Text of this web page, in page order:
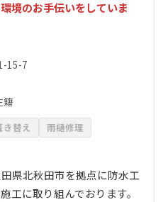
境のお手伝いをしていま
15-7
籍
き替え
雨樋修理
県北秋田市を拠点に防水工
工に取り組んでおります。